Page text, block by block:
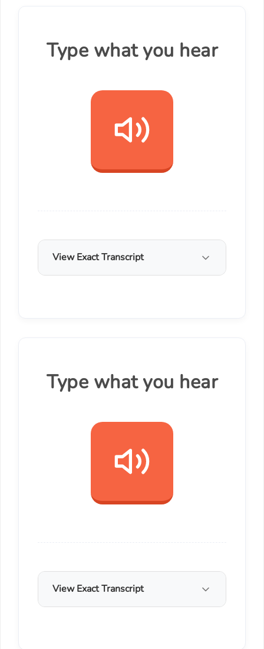
Type what you hear
View Exact Transcript
Type what you hear
View Exact Transcript